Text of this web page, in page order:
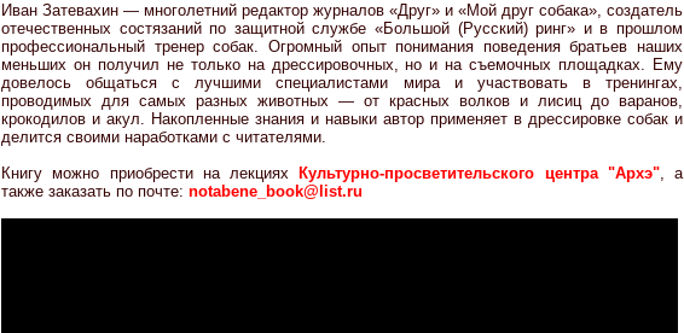
Иван Затевахин — многолетний редактор журналов «Друг» и «Мой друг собака», создатель
отечественных состязаний по защитной службе «Большой (Русский) ринг» и в прошлом
профессиональный тренер собак. Огромный опыт понимания поведения братьев наших
меньших он получил не только на дрессировочных, но и на съемочных площадках. Ему
довелось общаться с лучшими специалистами мира и участвовать в тренингах,
проводимых для самых разных животных — от красных волков и лисиц до варанов,
крокодилов и акул. Накопленные знания и навыки автор применяет в дрессировке собак и
делится своими наработками с читателями.
Книгу можно приобрести на лекциях
Культурно-просветительского центра "Архэ", а
также заказать по почте: notabene_book@list.ru